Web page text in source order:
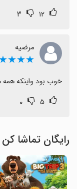
۱۲ ۳
مرضیه
خوب بود واینکه
۵ ۰
رایگان تماشا کن